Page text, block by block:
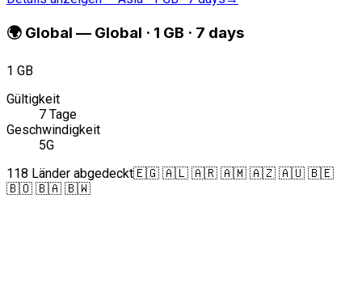
🌍 Global — Global · 1 GB · 7 days
1 GB
Gültigkeit
7 Tage
Geschwindigkeit
5G
118 Länder abgedeckt🇪🇬 🇦🇱 🇦🇷 🇦🇲 🇦🇿 🇦🇺 🇧🇪
🇧🇴 🇧🇦 🇧🇼